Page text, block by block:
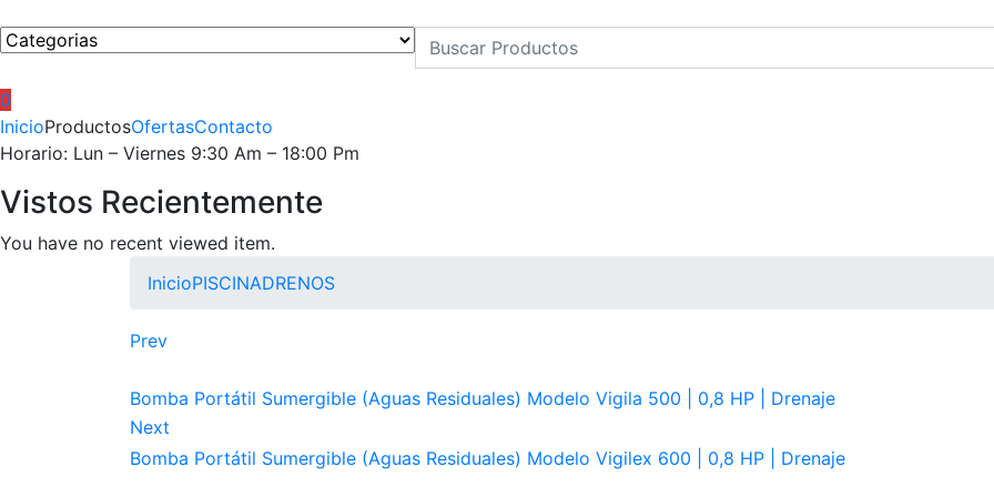
0
InicioProductosOfertasContacto
Horario: Lun – Viernes 9:30 Am – 18:00 Pm
Vistos Recientemente
You have no recent viewed item.
InicioPISCINADRENOS
Prev
Bomba Portátil Sumergible (Aguas Residuales) Modelo Vigila 500 | 0,8 HP | Drenaje
Next
Bomba Portátil Sumergible (Aguas Residuales) Modelo Vigilex 600 | 0,8 HP | Drenaje